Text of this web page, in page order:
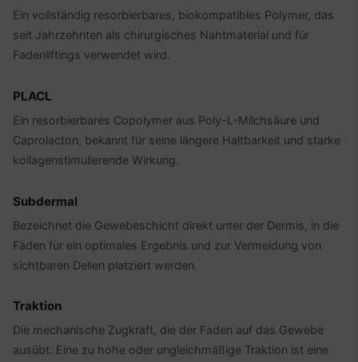
Ein vollständig resorbierbares, biokompatibles Polymer, das
seit Jahrzehnten als chirurgisches Nahtmaterial und für
Fadenliftings verwendet wird.
PLACL
Ein resorbierbares Copolymer aus Poly-L-Milchsäure und
Caprolacton, bekannt für seine längere Haltbarkeit und starke
kollagenstimulierende Wirkung.
Subdermal
Bezeichnet die Gewebeschicht direkt unter der Dermis, in die
Fäden für ein optimales Ergebnis und zur Vermeidung von
sichtbaren Dellen platziert werden.
Traktion
Die mechanische Zugkraft, die der Faden auf das Gewebe
ausübt. Eine zu hohe oder ungleichmäßige Traktion ist eine